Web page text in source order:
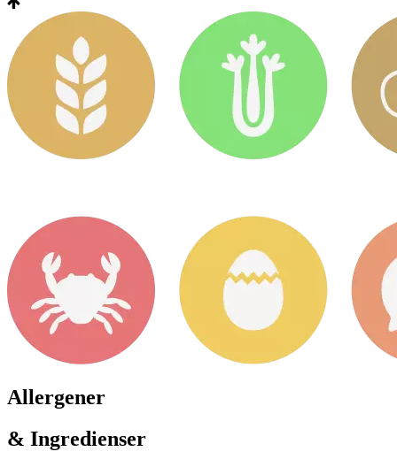
Allergener
& Ingredienser